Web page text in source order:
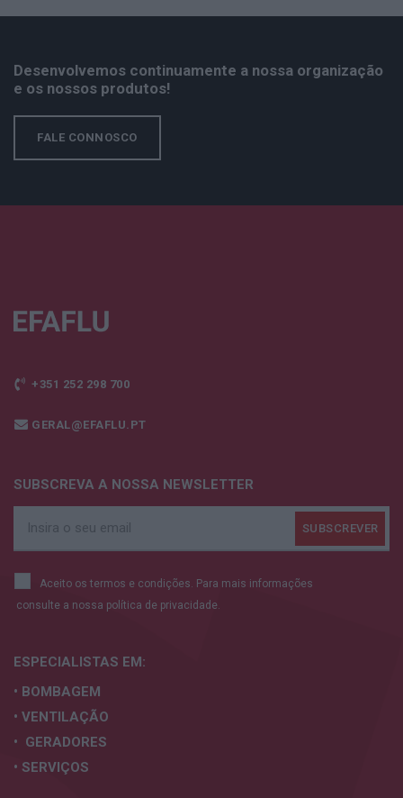
Desenvolvemos continuamente a nossa organização
e os nossos produtos!
FALE CONNOSCO
+351 252 298 700
GERAL@EFAFLU.PT
SUBSCREVA A NOSSA NEWSLETTER
Aceito os termos e condições. Para mais informações
consulte a nossa política de privacidade.
ESPECIALISTAS EM:
• BOMBAGEM
• VENTILAÇÃO
• GERADORES
• SERVIÇOS